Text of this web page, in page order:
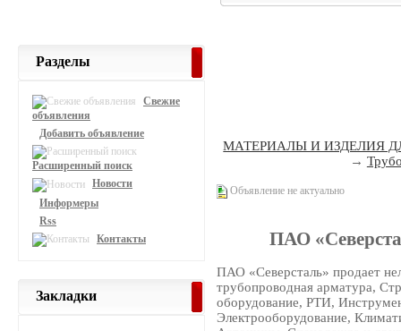
МАТЕРИАЛЫ И ИЗДЕЛИЯ
→
Объявление не актуально
ПАО
ПАО «Северсталь» продает
трубопроводная арматура,
оборудование, РТИ,
Электрооборудование,
Разделы
Свежие
объявления
Добавить объявление
Расширенный поиск
Новости
Информеры
Rss
Контакты
Закладки